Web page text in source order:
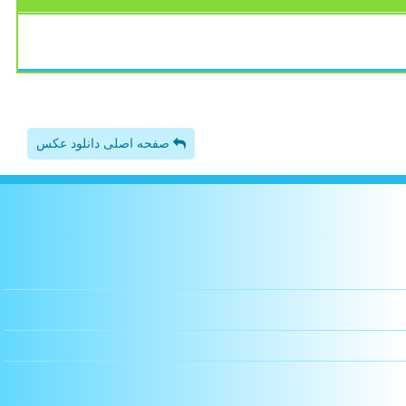
صفحه اصلی دانلود عکس